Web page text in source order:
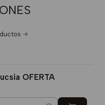
OFERTA